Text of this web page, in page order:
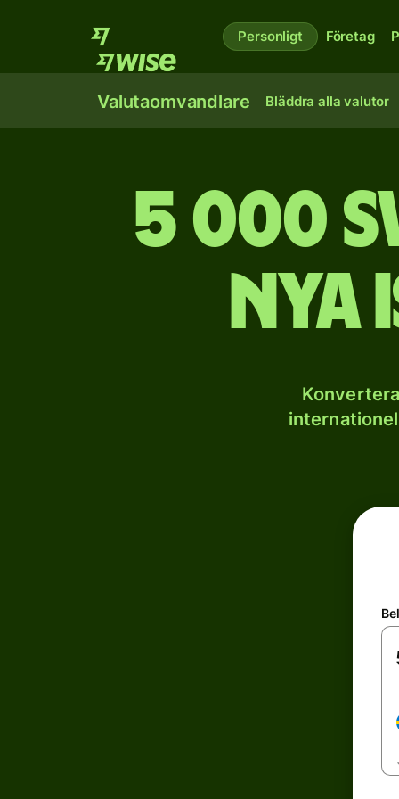
Personligt Företag
Valutaomvandlare Bläddra alla valutor
5 000
nya